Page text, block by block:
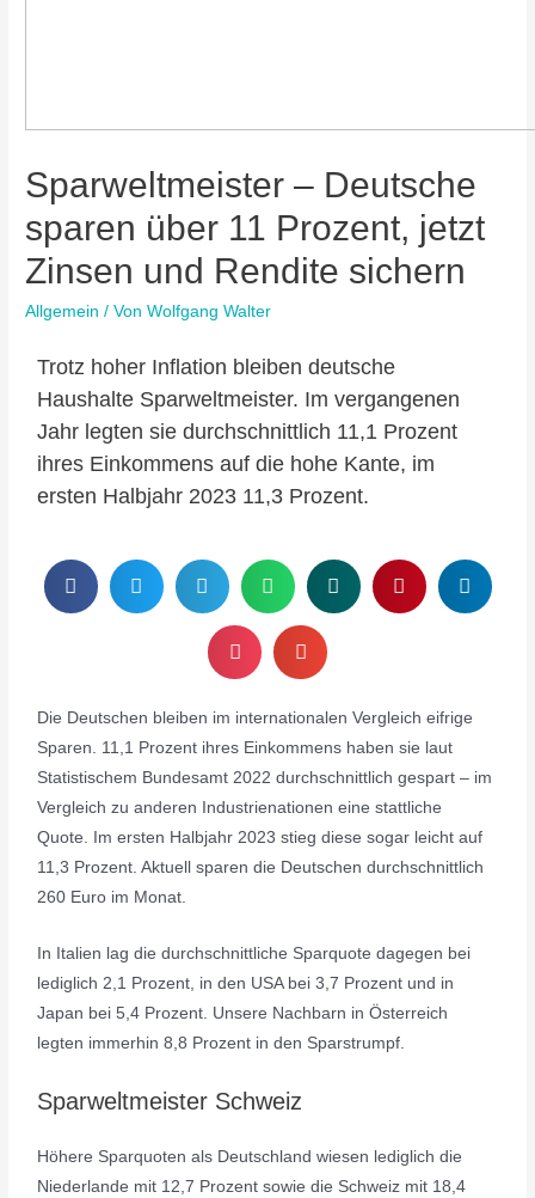
Sparweltmeister – Deutsche
sparen über 11 Prozent, jetzt
Zinsen und Rendite sichern
Allgemein / VonWolfgang Walter
Trotz hoher Inflation bleiben deutsche
Haushalte Sparweltmeister. Im vergangenen
Jahr legten sie durchschnittlich 11,1 Prozent
ihres Einkommens auf die hohe Kante, im
ersten Halbjahr 2023 11,3 Prozent.
Die Deutschen bleiben im internationalen Vergleich eifrige
Sparen. 11,1 Prozent ihres Einkommens haben sie laut
Statistischem Bundesamt 2022 durchschnittlich gespart – im
Vergleich zu anderen Industrienationen eine stattliche
Quote. Im ersten Halbjahr 2023 stieg diese sogar leicht auf
11,3 Prozent. Aktuell sparen die Deutschen durchschnittlich
260 Euro im Monat.
In Italien lag die durchschnittliche Sparquote dagegen bei
lediglich 2,1 Prozent, in den USA bei 3,7 Prozent und in
Japan bei 5,4 Prozent. Unsere Nachbarn in Österreich
legten immerhin 8,8 Prozent in den Sparstrumpf.
Sparweltmeister Schweiz
Höhere Sparquoten als Deutschland wiesen lediglich die
Niederlande mit 12,7 Prozent sowie die Schweiz mit 18,4